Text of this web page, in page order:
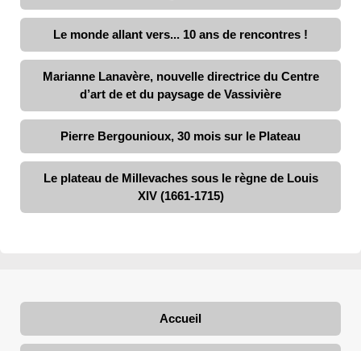
Le monde allant vers... 10 ans de rencontres !
Marianne Lanavère, nouvelle directrice du Centre
d’art de et du paysage de Vassivière
Pierre Bergounioux, 30 mois sur le Plateau
Le plateau de Millevaches sous le règne de Louis
XIV (1661-1715)
Accueil